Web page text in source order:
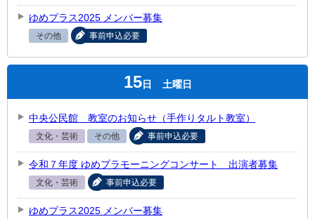
ゆめプラス2025 メンバー募集
その他 事前申込必要
15日 土曜日
中央公民館 教室のお知らせ（手作りタルト教室）
文化・芸術 その他 事前申込必要
令和７年度 ゆめプラモーニングコンサート 出演者募集
文化・芸術 事前申込必要
ゆめプラス2025 メンバー募集